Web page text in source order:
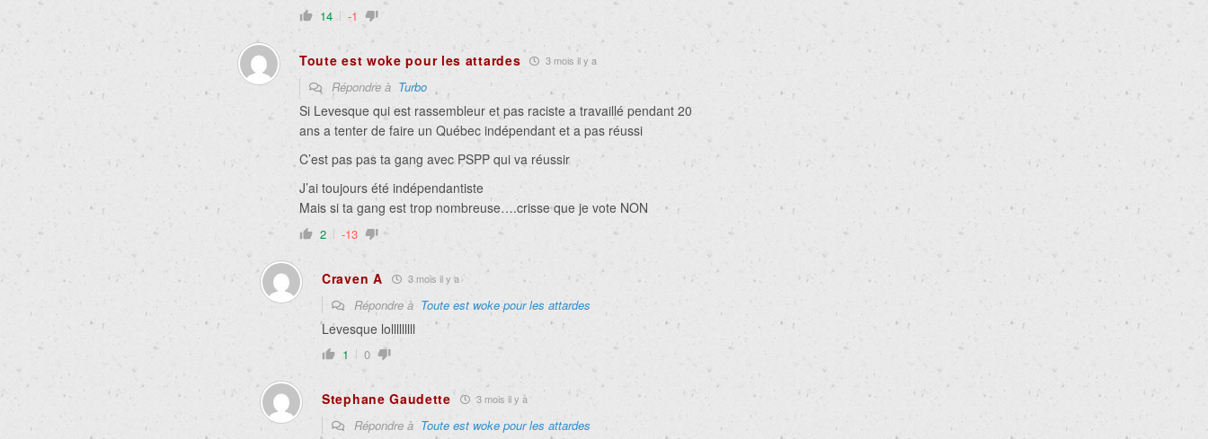
14 -1
Toute est woke pour les attardes 3 mois il y a
Répondre à Turbo
Si Levesque qui est rassembleur et pas raciste a travaillé pendant 20
ans a tenter de faire un Québec indépendant et a pas réussi
C’est pas pas ta gang avec PSPP qui va réussir
J’ai toujours été indépendantiste
Mais si ta gang est trop nombreuse….crisse que je vote NON
2 -13
Craven A 3 mois il y a
Répondre à Toute est woke pour les attardes
Levesque lolllllllll
1 0
Stephane Gaudette 3 mois il y a
Répondre à Toute est woke pour les attardes